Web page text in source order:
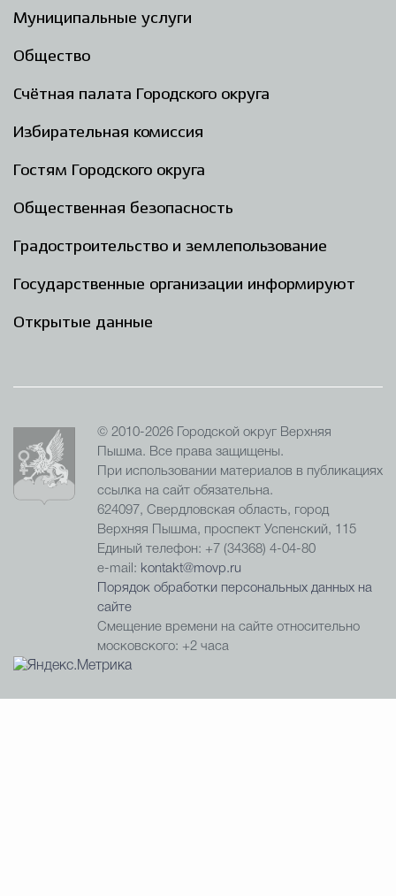
Муниципальные услуги
Общество
Счётная палата Городского округа
Избирательная комиссия
Гостям Городского округа
Общественная безопасность
Градостроительство и землепользование
Государственные организации информируют
Открытые данные
© 2010-2026 Городской округ Верхняя
Пышма. Все права защищены.
При использовании материалов в публикациях
ссылка на сайт обязательна.
624097, Свердловская область, город
Верхняя Пышма, проспект Успенский, 115
Единый телефон: +7 (34368) 4-04-80
e-mail: kontakt@movp.ru
Порядок обработки персональных данных на
сайте
Смещение времени на сайте относительно
московского: +2 часа